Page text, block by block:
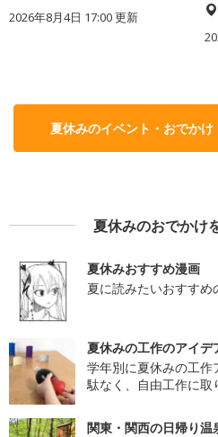
2026年8月4日 17:00更新
夏休みのイベント・おでか
夏休みのおでかけ
夏休みおすすめ漫画
夏に読みたいおすすめ
夏休みの工作のアイデ
学年別に夏休みの工
駄なく、自由工作に取
関東・関西の日帰り温